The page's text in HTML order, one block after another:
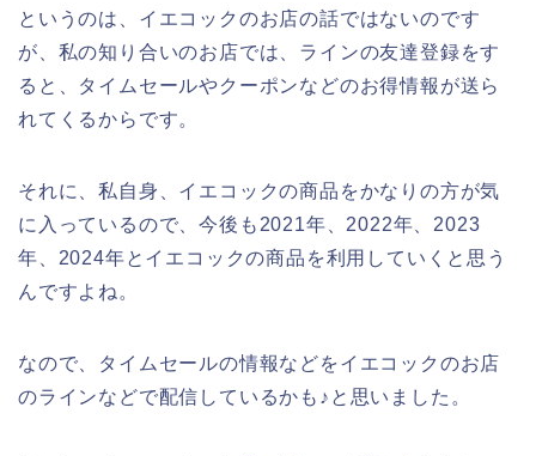
というのは、イエコックのお店の話ではないのです
が、私の知り合いのお店では、ラインの友達登録をす
ると、タイムセールやクーポンなどのお得情報が送ら
れてくるからです。
それに、私自身、イエコックの商品をかなりの方が気
に入っているので、今後も2021年、2022年、2023
年、2024年とイエコックの商品を利用していくと思う
んですよね。
なので、タイムセールの情報などをイエコックのお店
のラインなどで配信しているかも♪と思いました。